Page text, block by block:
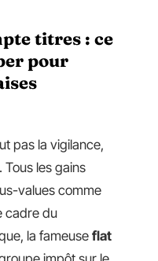
titres : ce
pour
pas la vigilance,
Tous les gains
values comme
cadre du
la fameuse flat